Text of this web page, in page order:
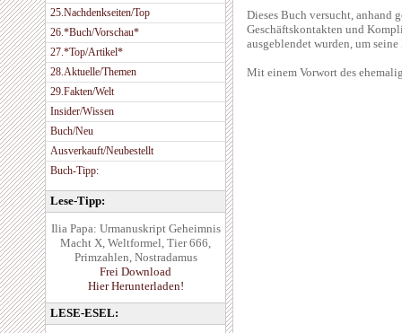
25.Nachdenkseiten/Top
26.*Buch/Vorschau*
27.*Top/Artikel*
28.Aktuelle/Themen
29.Fakten/Welt
Insider/Wissen
Buch/Neu
Ausverkauft/Neubestellt
Buch-Tipp:
Lese-Tipp:
Ilia Papa: Urmanuskript Geheimnis
Macht X, Weltformel, Tier 666,
Primzahlen, Nostradamus
Frei Download
Hier Herunterladen!
LESE-ESEL:
Dieses Buch versucht, anhand
Geschäftskontakten und
ausgeblendet wurden, um
Mit einem Vorwort des